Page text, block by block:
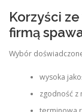
Korzyści
firmą
Wybór
wysoka
zgodność z